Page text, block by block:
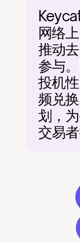
网络
推动
参与
投机
频兑
划，
交易者